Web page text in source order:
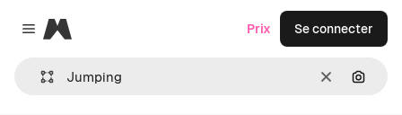
Close menu
Magnific
Effacer
Prix Se connecter